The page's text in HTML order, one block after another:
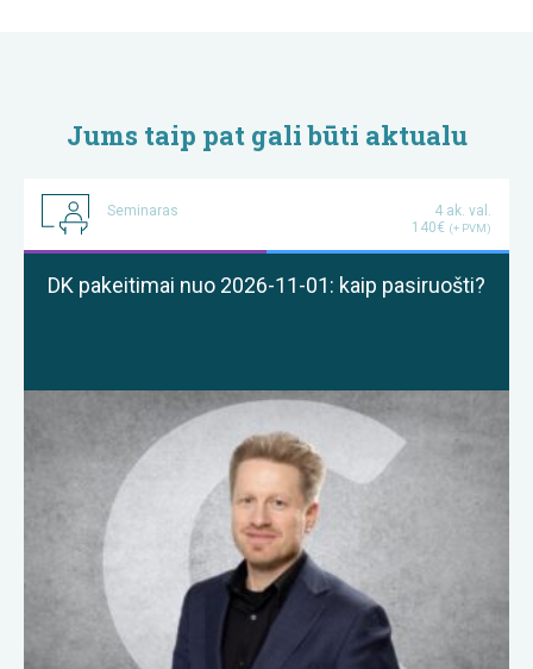
Jums taip pat gali būti aktualu
Seminaras
4 ak. val.
140€ (+ PVM)
DK pakeitimai nuo 2026-11-01: kaip pasiruošti?